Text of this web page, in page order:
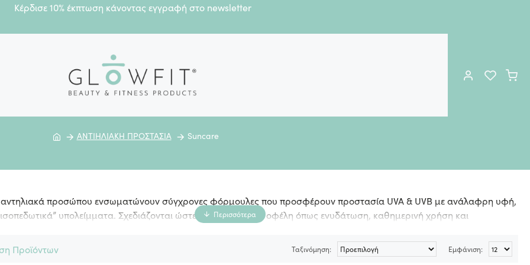
Κέρδισε 10% έκπτωση κάνοντας εγγραφή στο newsletter
ΑΝΤΙΗΛΙΑΚΗ ΠΡΟΣΤΑΣΙΑ Suncare
αντηλιακά προσώπου ενσωματώνουν σύγχρονες φόρμουλες που προσφέρουν προστασία UVA & UVB με ανάλαφρη υφή,
υπολείμματα. Σχεδιάζονται ώστε να συνδυάζουν οφέλη όπως ενυδάτωση, καθημερινή χρήση και
κορεατική καινοτομία περιποίησης, πολλά περιλαμβάνουν συστατικά όπως υαλουρονικό οξύ, εκχυλίσματα ρυζιού,
Προϊόντων Ταξινόμηση: Εμφάνιση: